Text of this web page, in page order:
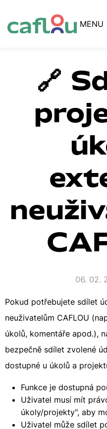
MENU
🔗
06. 02.
Pokud potřebujete sdílet
neuživatelům CAFLOU
úkolů, komentáře apod.),
bezpečně sdílet zvolené
dostupné u úkolů a
Funkce je dostupná
Uživatel musí mít
úkoly/projekty", aby
Uživatel může sdílet